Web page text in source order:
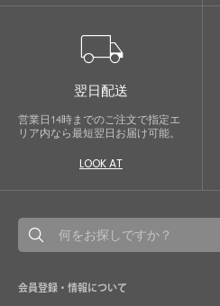
local_shipping
翌日配送
営業日14時までのご注文で指定エ
リア内なら最短翌日お届け可能。
LOOK AT
会員登録・情報について